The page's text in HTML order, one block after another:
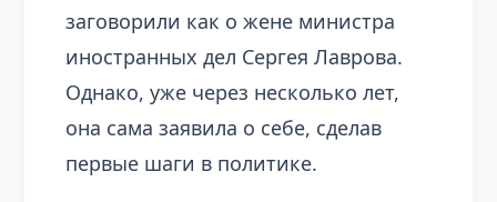
заговорили как о жене министра
иностранных дел Сергея Лаврова.
Однако, уже через несколько лет,
она сама заявила о себе, сделав
первые шаги в политике.